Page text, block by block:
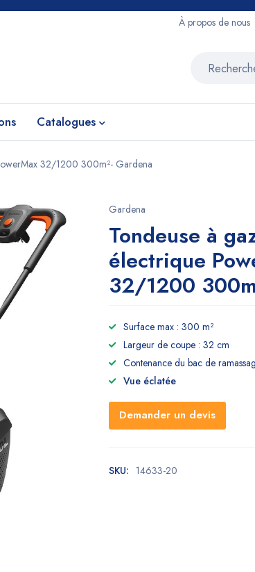
À propos de nous
Catalogues
32/1200 300m²- Gardena
Gardena
Tondeuse à
électrique
32/1200
Surface max : 300 m²
Largeur de coupe : 32 cm
Contenance du bac de
Vue éclatée
Demander un devis
SKU: 14633-20